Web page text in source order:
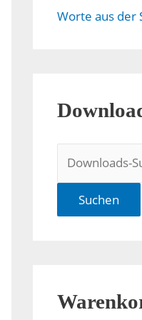
Worte aus der
Suchen